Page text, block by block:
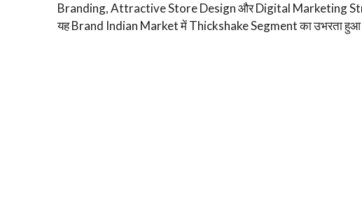
Branding, Attractive Store Design और Digital Marketing
यह Brand Indian Market में Thickshake Segment का उभरता हुआ